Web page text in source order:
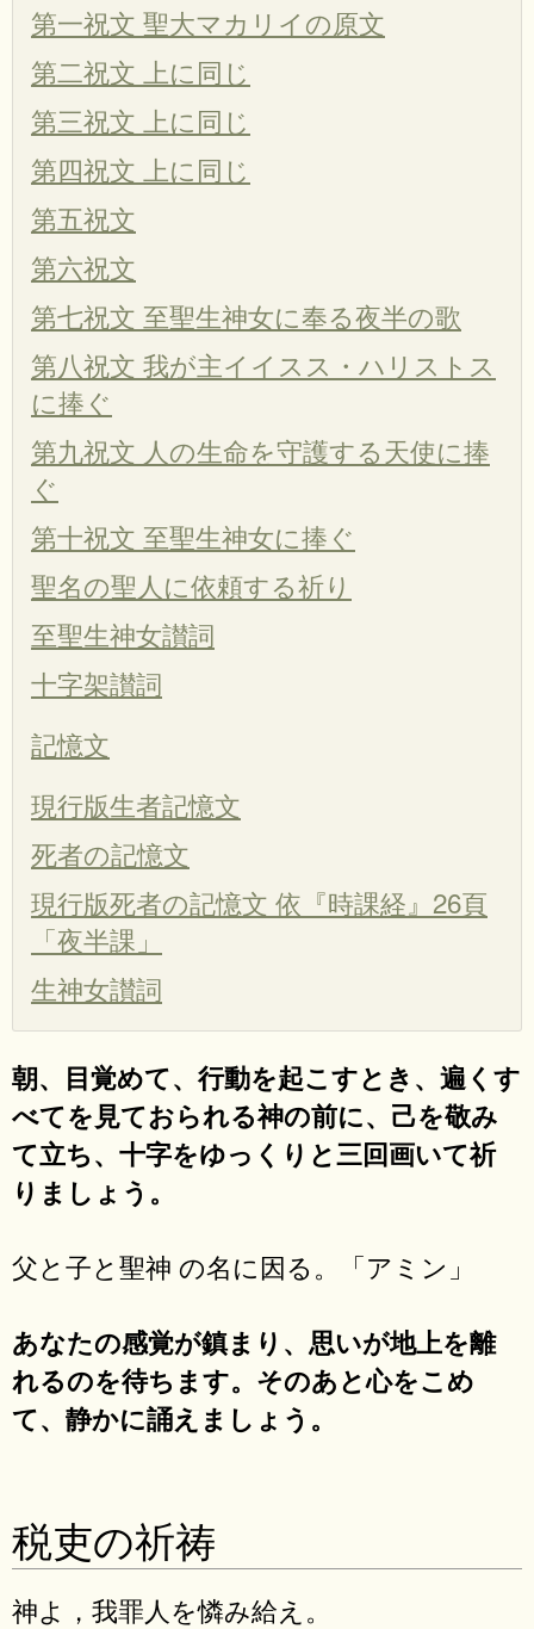
第一祝文 聖大マカリイの原文
第二祝文 上に同じ
第三祝文 上に同じ
第四祝文 上に同じ
第五祝文
第六祝文
第七祝文 至聖生神女に奉る夜半の歌
第八祝文 我が主イイスス・ハリストス
に捧ぐ
第九祝文 人の生命を守護する天使に捧
ぐ
第十祝文 至聖生神女に捧ぐ
聖名の聖人に依頼する祈り
至聖生神女讃詞
十字架讃詞
記憶文
現行版生者記憶文
死者の記憶文
現行版死者の記憶文 依『時課経』26頁
「夜半課」
生神女讃詞
朝、目覚めて、行動を起こすとき、遍くす
べてを見ておられる神の前に、己を敬み
て立ち、十字をゆっくりと三回画いて祈
りましょう。
父と子と聖神 の名に因る。「アミン」
あなたの感覚が鎮まり、思いが地上を離
れるのを待ちます。そのあと心をこめ
て、静かに誦えましょう。
税吏の祈祷
神よ，我罪人を憐み給え。